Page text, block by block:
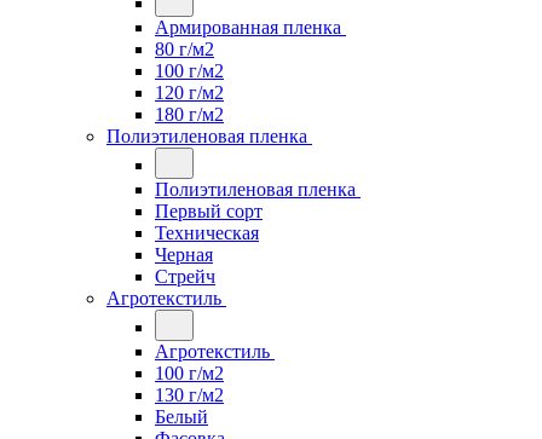
Армированная пленка
80 г/м2
100 г/м2
120 г/м2
180 г/м2
Полиэтиленовая пленка
Полиэтиленовая пленка
Первый сорт
Техническая
Черная
Стрейч
Агротекстиль
Агротекстиль
100 г/м2
130 г/м2
Белый